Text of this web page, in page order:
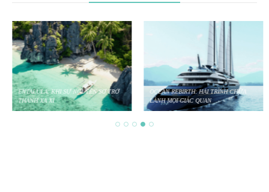
ENTALULA: KHI SỰ NGUYÊN SƠ TRỞ
THÀNH XA XỈ
OCEAN REBIRTH: HẢI TRÌNH CHỮA
LÀNH MỌI GIÁC QUAN